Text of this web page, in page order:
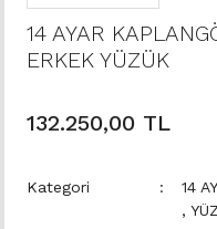
14 AYAR
ERKEK YÜZÜK
132.250,00 TL
Kategori 14
,